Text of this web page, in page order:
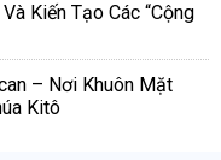
Kiến Tạo Các “Cộng
– Nơi Khuôn Mặt
Kitô